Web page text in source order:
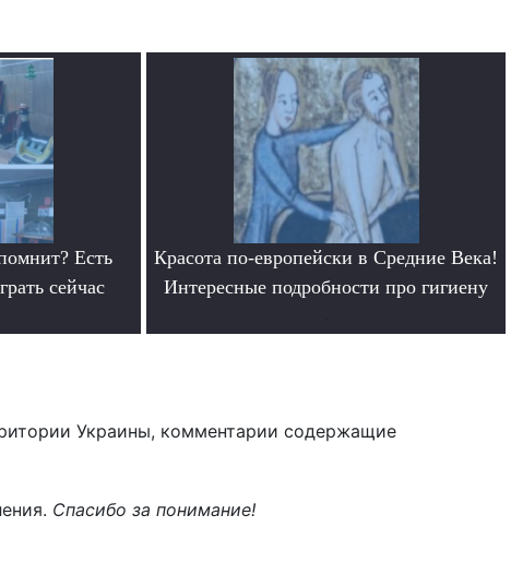
Есть
сейчас
Красота по-европейски в Средние Века!
Интересные подробности про гигиену
Украины, комментарии содержащие
Спасибо за понимание!